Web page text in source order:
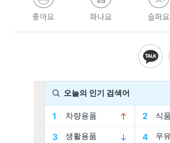
좋아요 화나요 슬퍼요